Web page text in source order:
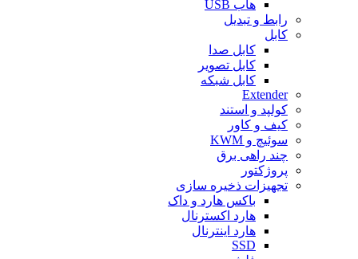
هاب USB
رابط و تبدیل
کابل
کابل صدا
کابل تصویر
کابل شبکه
Extender
کولپد و استند
کیف و کاور
سوئیچ و KWM
چند راهی برق
پروژکتور
تجهیزات ذخیره سازی
باکس هارد و داک
هارد اکسترنال
هارد اینترنال
SSD